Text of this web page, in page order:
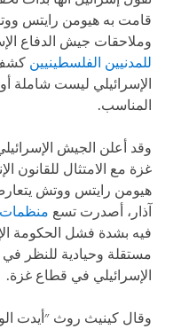
قامت به هيومن رايتس
وملاحقات جيش الدفاع
للمدنيين الفلسطينيين كشف
الإسرائيلي ليست شاملة أو
المناسب.
وقد أعلن الجيش
غزة مع الامتثال للقانون
آذار، أصدرت تسع منظمات
فيه بشدة فشل الحكومة
مستقلة وحيادية للنظر
الإسرائيلي في قطاع غزة.
وقال كينيث روث "أيدت